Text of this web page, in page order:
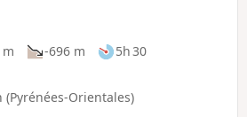
m -696 m
5h 30
(Pyrénées-Orientales)